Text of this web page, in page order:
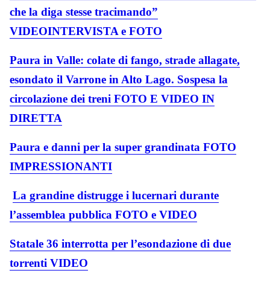
che la diga stesse tracimando”
VIDEOINTERVISTA e FOTO
Paura in Valle: colate di fango, strade allagate,
esondato il Varrone in Alto Lago. Sospesa la
circolazione dei treni FOTO E VIDEO IN
DIRETTA
Paura e danni per la super grandinata FOTO
IMPRESSIONANTI
La grandine distrugge i lucernari durante
l’assemblea pubblica FOTO e VIDEO
Statale 36 interrotta per l’esondazione di due
torrenti VIDEO